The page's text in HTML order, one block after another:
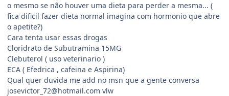
o mesmo se não houver uma dieta para perder a mesma... (
fica dificil fazer dieta normal imagina com hormonio que abre
o apetite?)
Cara tenta usar essas drogas
Cloridrato de Subutramina 15MG
Clebuterol ( uso veterinario )
ECA ( Efedrica , cafeina e Aspirina)
Qual quer duvida me add no msn que a gente conversa
josevictor_72@hotmail.com vlw